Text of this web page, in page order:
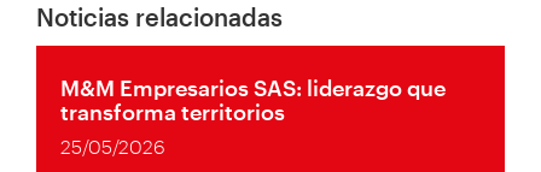
Noticias relacionadas
M&M Empresarios SAS: liderazgo que
transforma territorios
25/05/2026